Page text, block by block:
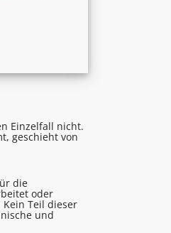
Einzelfall nicht.
geschieht von
die
oder
Teil dieser
und